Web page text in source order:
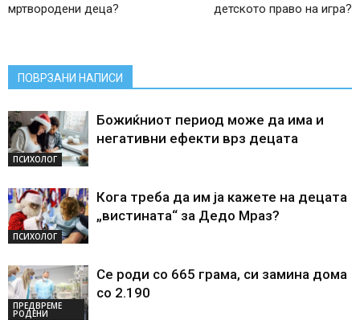
мртвородени деца?
детското право на игра?
ПОВРЗАНИ НАПИСИ
ПСИХОЛОГ
Божиќниот период може да има и
негативни ефекти врз децата
ПСИХОЛОГ
Кога треба да им ја кажете на децата
„вистината“ за Дедо Мраз?
ПРЕДВРЕМЕ
РОДЕНИ
Се роди со 665 грама, си замина дома
со 2.190